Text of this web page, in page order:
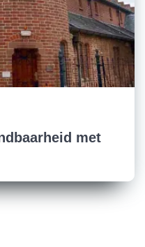
met